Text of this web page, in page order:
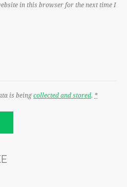
in this browser for the next time I
is beingcollected and stored. *